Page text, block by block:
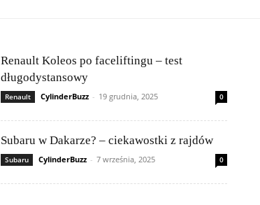
Renault Koleos po faceliftingu – test
długodystansowy
Renault CylinderBuzz - 19 grudnia, 2025 0
Subaru w Dakarze? – ciekawostki z rajdów
Subaru CylinderBuzz - 7 września, 2025 0